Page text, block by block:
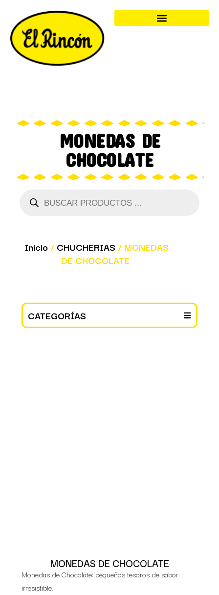
MONEDAS DE
CHOCOLATE
Inicio/ CHUCHERIAS / MONEDAS
DE CHOCOLATE
CATEGORÍAS
MONEDAS DE CHOCOLATE
Monedas de Chocolate: pequeños tesoros de sabor
irresistible.